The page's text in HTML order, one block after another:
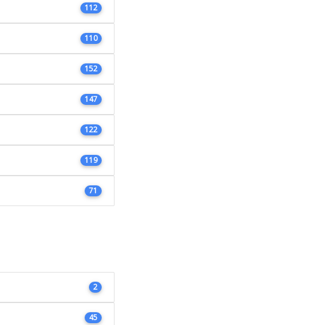
112
110
152
147
122
119
71
2
45